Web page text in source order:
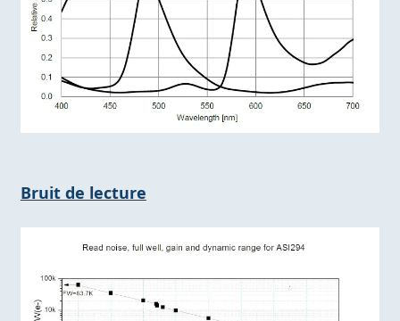
Bruit de lecture